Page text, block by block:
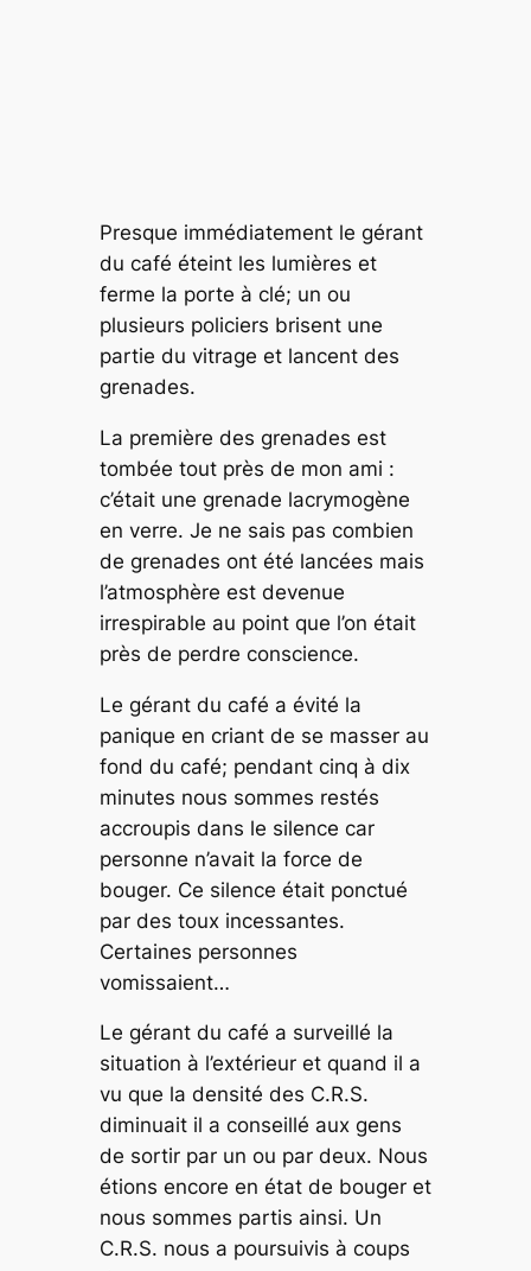
Presque immédiatement le gérant
du café éteint les lumières et
ferme la porte à clé; un ou
plusieurs policiers brisent une
partie du vitrage et lancent des
grenades.
La première des grenades est
tombée tout près de mon ami :
c’était une grenade lacrymogène
en verre. Je ne sais pas combien
de grenades ont été lancées mais
l’atmosphère est devenue
irrespirable au point que l’on était
près de perdre conscience.
Le gérant du café a évité la
panique en criant de se masser au
fond du café; pendant cinq à dix
minutes nous sommes restés
accroupis dans le silence car
personne n’avait la force de
bouger. Ce silence était ponctué
par des toux incessantes.
Certaines personnes
vomissaient…
Le gérant du café a surveillé la
situation à l’extérieur et quand il a
vu que la densité des C.R.S.
diminuait il a conseillé aux gens
de sortir par un ou par deux. Nous
étions encore en état de bouger et
nous sommes partis ainsi. Un
C.R.S. nous a poursuivis à coups